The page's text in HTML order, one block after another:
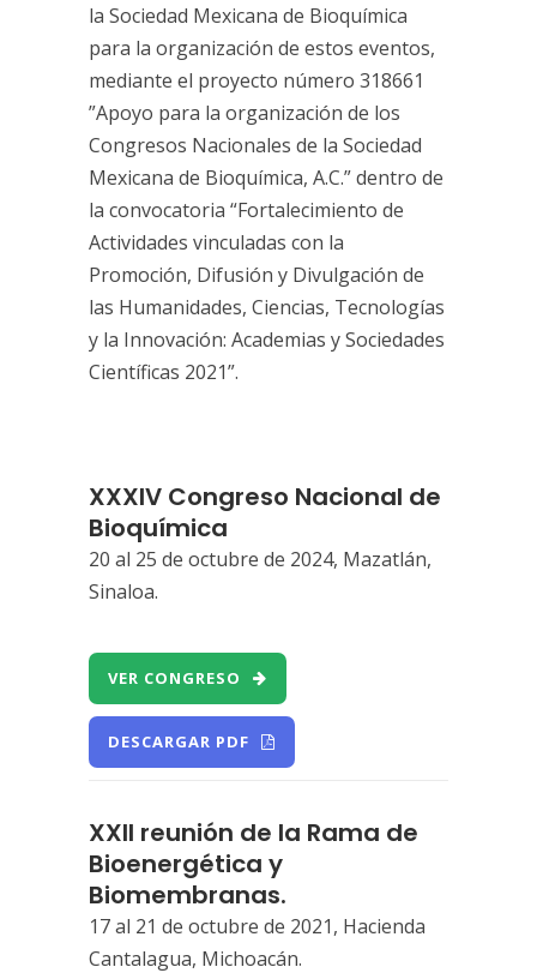
la Sociedad Mexicana de Bioquímica
para la organización de estos eventos,
mediante el proyecto número 318661
”Apoyo para la organización de los
Congresos Nacionales de la Sociedad
Mexicana de Bioquímica, A.C.” dentro de
la convocatoria “Fortalecimiento de
Actividades vinculadas con la
Promoción, Difusión y Divulgación de
las Humanidades, Ciencias, Tecnologías
y la Innovación: Academias y Sociedades
Científicas 2021”.
XXXIV Congreso Nacional de
Bioquímica
20 al 25 de octubre de 2024, Mazatlán,
Sinaloa.
VER CONGRESO
DESCARGAR PDF
XXII reunión de la Rama de
Bioenergética y
Biomembranas.
17 al 21 de octubre de 2021, Hacienda
Cantalagua, Michoacán.